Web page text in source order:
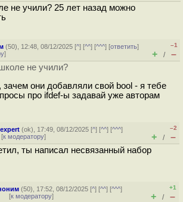
не учили? 25 лет назад можно
(50), 12:48, 08/12/2025 [^] [^^] [^^^] [ответить]
]
–1
+ / –
не учили?
они добавляли свой bool - я тебе
про ifdef-ы задавай уже авторам
(ok), 17:49, 08/12/2025 [^] [^^] [^^^]
к модератору]
–2
+ / –
ты написал несвязанный набор
(50), 17:52, 08/12/2025 [^] [^^] [^^^]
[к модератору]
+1
+ / –